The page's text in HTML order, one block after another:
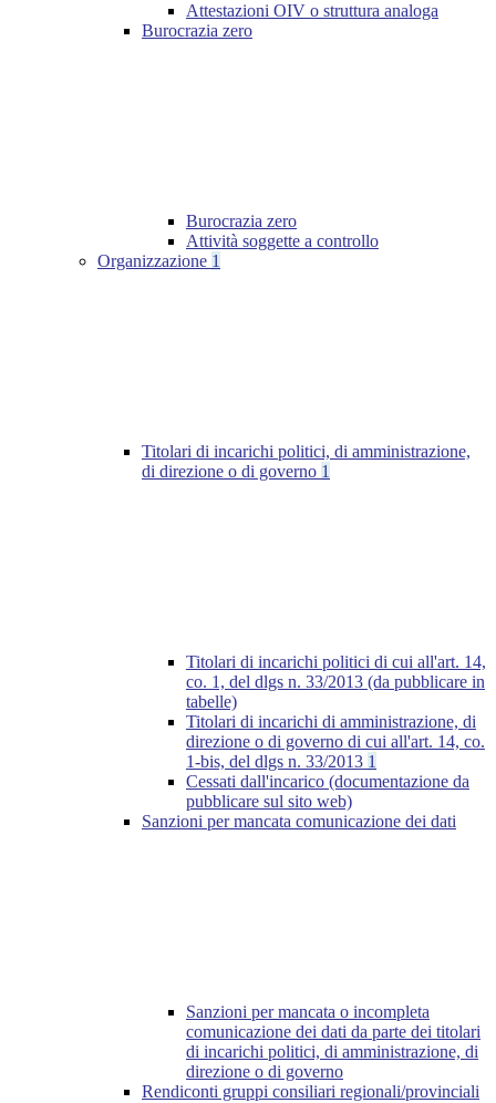
Attestazioni OIV o struttura analoga
Burocrazia zero
Burocrazia zero
Attività soggette a controllo
Organizzazione 1
Titolari di incarichi politici, di amministrazione,
di direzione o di governo 1
Titolari di incarichi politici di cui all'art. 14,
co. 1, del dlgs n. 33/2013 (da pubblicare in
tabelle)
Titolari di incarichi di amministrazione, di
direzione o di governo di cui all'art. 14, co.
1-bis, del dlgs n. 33/2013 1
Cessati dall'incarico (documentazione da
pubblicare sul sito web)
Sanzioni per mancata comunicazione dei dati
Sanzioni per mancata o incompleta
comunicazione dei dati da parte dei titolari
di incarichi politici, di amministrazione, di
direzione o di governo
Rendiconti gruppi consiliari regionali/provinciali